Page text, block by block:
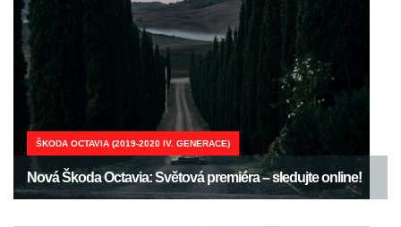
ŠKODA OCTAVIA (2019-2020 IV. GENERACE)
Nová Škoda Octavia: Světová premiéra – sledujte online!